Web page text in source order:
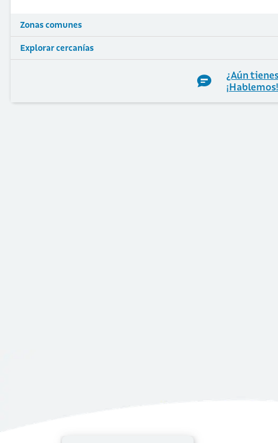
Zonas comunes
Explorar cercanías
¿Aún
¡Hablemos!